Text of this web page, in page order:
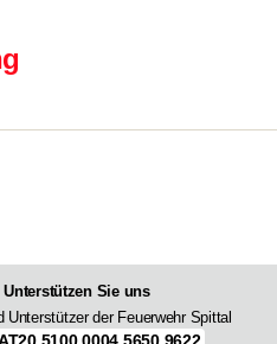
Unterstützen Sie uns
Unterstützer der Feuerwehr Spittal